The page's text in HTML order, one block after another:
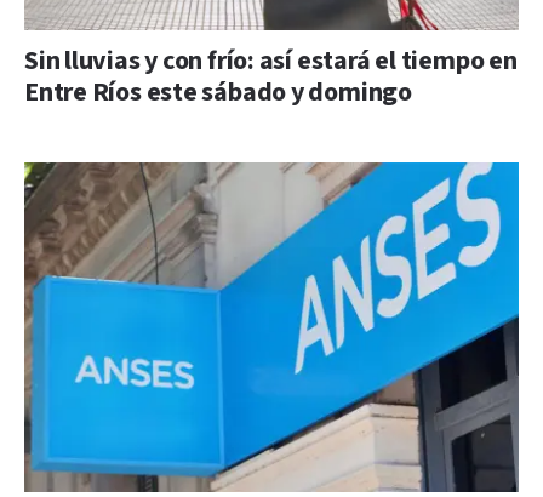
Sin lluvias y con frío: así estará el tiempo en
Entre Ríos este sábado y domingo